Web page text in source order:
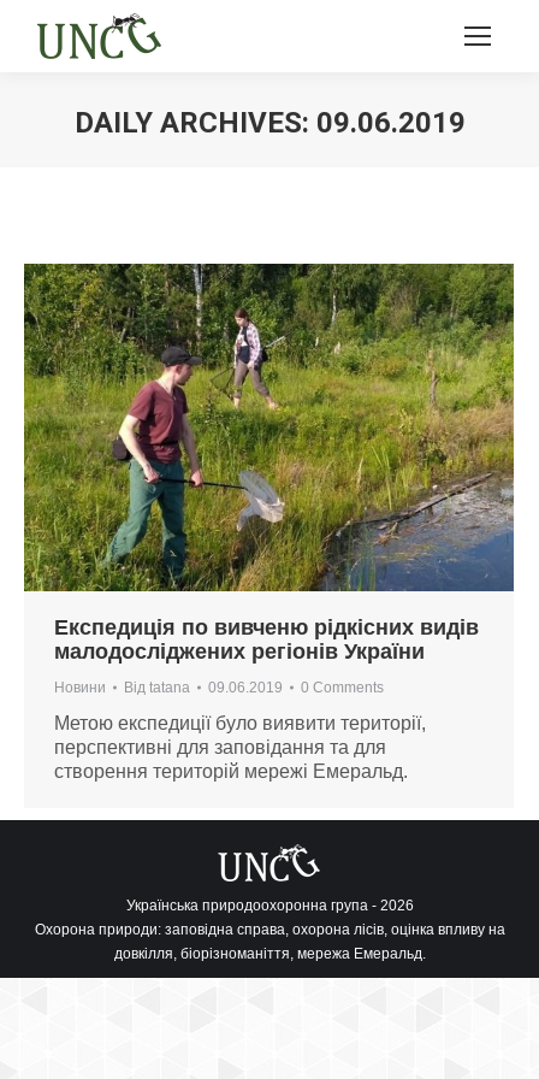
DAILY ARCHIVES: 09.06.2019
Експедиція по вивченю рідкісних видів
малодосліджених регіонів України
Новини Від tatana 09.06.2019 0 Comments
Метою експедиції було виявити території,
перспективні для заповідання та для
створення територій мережі Емеральд.
Українська природоохоронна група - 2026
Охорона природи: заповідна справа, охорона лісів, оцінка впливу на
довкілля, біорізноманіття, мережа Емеральд.